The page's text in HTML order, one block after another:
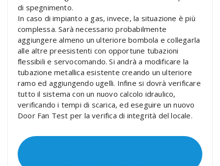
di spegnimento.
In caso di impianto a gas, invece, la situazione è più
complessa. Sarà necessario probabilmente
aggiungere almeno un ulteriore bombola e collegarla
alle altre preesistenti con opportune tubazioni
flessibili e servocomando. Si andrà a modificare la
tubazione metallica esistente creando un ulteriore
ramo ed aggiungendo ugelli. Infine si dovrà verificare
tutto il sistema con un nuovo calcolo idraulico,
verificando i tempi di scarica, ed eseguire un nuovo
Door Fan Test per la verifica di integrità del locale.